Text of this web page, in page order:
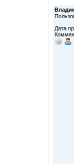
Дата